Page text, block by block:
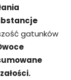
gatunków